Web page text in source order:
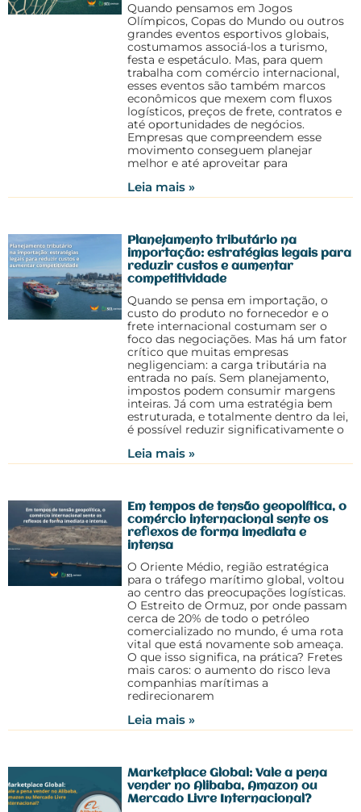
Quando pensamos em Jogos
Olímpicos, Copas do Mundo ou outros
grandes eventos esportivos globais,
costumamos associá-los a turismo,
festa e espetáculo. Mas, para quem
trabalha com comércio internacional,
esses eventos são também marcos
econômicos que mexem com fluxos
logísticos, preços de frete, contratos e
até oportunidades de negócios.
Empresas que compreendem esse
movimento conseguem planejar
melhor e até aproveitar para
Leia mais »
Planejamento tributário na
importação: estratégias legais para
reduzir custos e aumentar
competitividade
Quando se pensa em importação, o
custo do produto no fornecedor e o
frete internacional costumam ser o
foco das negociações. Mas há um fator
crítico que muitas empresas
negligenciam: a carga tributária na
entrada no país. Sem planejamento,
impostos podem consumir margens
inteiras. Já com uma estratégia bem
estruturada, e totalmente dentro da lei,
é possível reduzir significativamente o
Leia mais »
Em tempos de tensão geopolítica, o
comércio internacional sente os
reflexos de forma imediata e
intensa
O Oriente Médio, região estratégica
para o tráfego marítimo global, voltou
ao centro das preocupações logísticas.
O Estreito de Ormuz, por onde passam
cerca de 20% de todo o petróleo
comercializado no mundo, é uma rota
vital que está novamente sob ameaça.
O que isso significa, na prática? Fretes
mais caros: o aumento do risco leva
companhias marítimas a
redirecionarem
Leia mais »
Marketplace Global: Vale a pena
vender no Alibaba, Amazon ou
Mercado Livre Internacional?